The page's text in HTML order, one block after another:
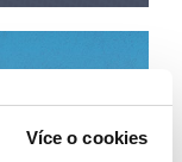
Více o cookies